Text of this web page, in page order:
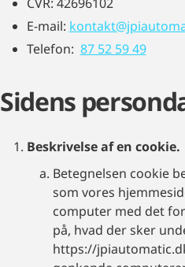
E-mail:
Telefon: 87 52 59 49
Sidens
Beskrivelse af en cookie.
Betegnelsen cookie
som vores
computer med det
på, hvad der sker
https://